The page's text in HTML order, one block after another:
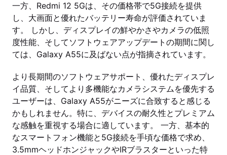
一方、Redmi 12 5Gは、その価格帯で5G接続を提供
し、大画面と優れたバッテリー寿命が評価されていま
す。 しかし、ディスプレイの鮮やかさやカメラの低照
度性能、そしてソフトウェアアップデートの期間に関し
ては、Galaxy A55に及ばない点が指摘されています。
より長期間のソフトウェアサポート、優れたディスプレ
イ品質、そしてより多機能なカメラシステムを優先する
ユーザーは、Galaxy A55がニーズに合致すると感じる
かもしれません。特に、デバイスの耐久性とプレミアム
な感触を重視する場合に適しています。 一方、基本的
なスマートフォン機能と5G接続を手頃な価格で求め、
3.5mmヘッドホンジャックやIRブラスターといった特